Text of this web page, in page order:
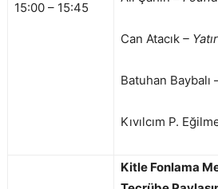
15:00 – 15:45
Can Atacık –
Batuhan Baybalı
Kıvılcım P.
Kitle Fonlama